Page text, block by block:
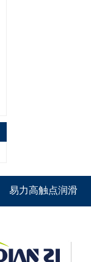
易力高触点润滑